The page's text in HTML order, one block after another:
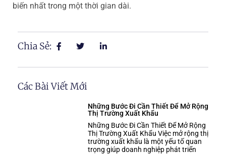
biến nhất trong một thời gian dài.
Chia Sẻ:
Các Bài Viết Mới
Những Bước Đi Cần Thiết Để Mở Rộng
Thị Trường Xuất Khẩu
Những Bước Đi Cần Thiết Để Mở Rộng
Thị Trường Xuất Khẩu Việc mở rộng thị
trường xuất khẩu là một yếu tố quan
trọng giúp doanh nghiệp phát triển